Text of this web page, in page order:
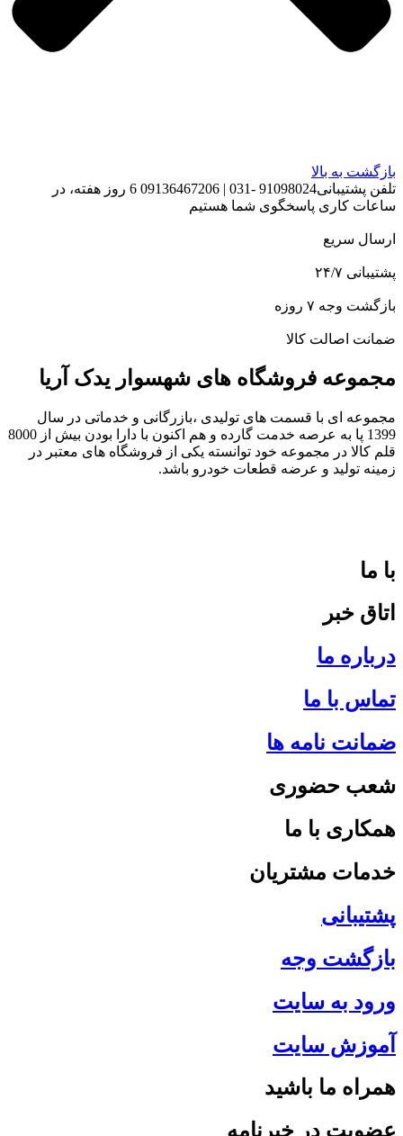
بازگشت به بالا
تلفن پشتیبانی91098024 -031 | 09136467206 6 روز هفته، در
ساعات کاری پاسخگوی شما هستیم
ارسال سریع
پشتیبانی ۲۴/۷
بازگشت وجه ۷ روزه
ضمانت اصالت کالا
مجموعه فروشگاه های شهسوار یدک آریا
مجموعه ای با قسمت های تولیدی ،بازرگانی و خدماتی در سال
1399 پا به عرصه خدمت گارده و هم اکنون با دارا بودن بیش از 8000
قلم کالا در مجموعه خود توانسته یکی از فروشگاه های معتبر در
زمینه تولید و عرضه قطعات خودرو باشد.
با ما
اتاق خبر
درباره ما
تماس با ما
ضمانت نامه ها
شعب حضوری
همکاری با ما
خدمات مشتریان
پشتیبانی
بازگشت وجه
ورود به سایت
آموزش سایت
همراه ما باشید
عضویت در خبرنامه